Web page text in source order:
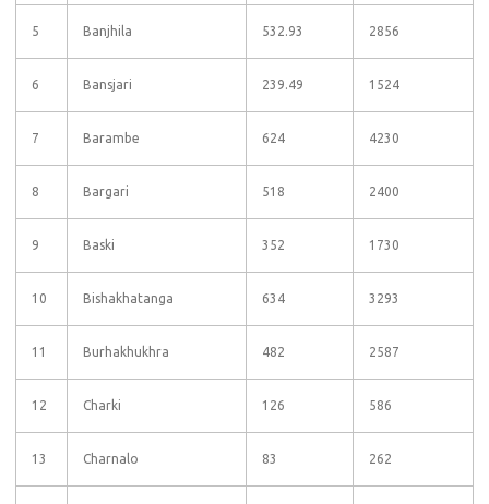
5 Banjhila 532.93 2856
6 Bansjari 239.49 1524
7 Barambe 624 4230
8 Bargari 518 2400
9 Baski 352 1730
10 Bishakhatanga 634 3293
11 Burhakhukhra 482 2587
12 Charki 126 586
13 Charnalo 83 262